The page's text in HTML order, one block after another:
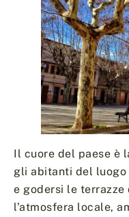
Il cuore del paese è
gli abitanti del luogo
e godersi le
l’atmosfera locale,